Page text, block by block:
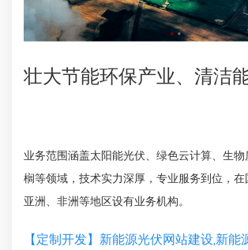
壮大节能环保产业、清洁
业务范围涵盖太阳能光伏、绿色云计算、生
榈等领域，技术实力深厚，专业服务到位，在
亚洲、非洲等地区设有业务机构。
【定制开发】新能源光伏网站建设,新能